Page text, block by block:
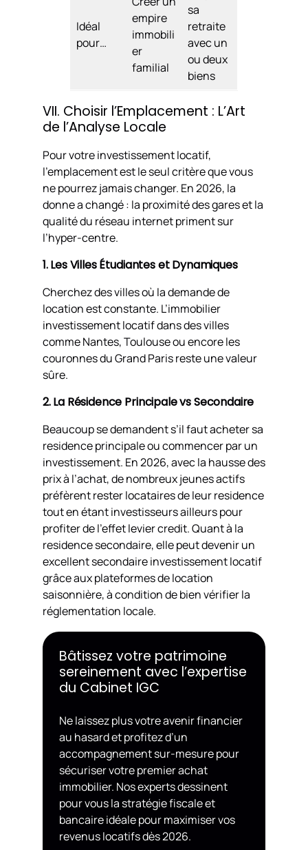
Idéal
pour…
empire
immobili
er
familial
sa
retraite
avec un
ou deux
biens
VII. Choisir l’Emplacement : L’Art
de l’Analyse Locale
Pour votre investissement locatif,
l’emplacement est le seul critère que vous
ne pourrez jamais changer. En 2026, la
donne a changé : la proximité des gares et la
qualité du réseau internet priment sur
l’hyper-centre.
1. Les Villes Étudiantes et Dynamiques
Cherchez des villes où la demande de
location est constante. L’immobilier
investissement locatif dans des villes
comme Nantes, Toulouse ou encore les
couronnes du Grand Paris reste une valeur
sûre.
2. La Résidence Principale vs Secondaire
Beaucoup se demandent s’il faut acheter sa
residence principale ou commencer par un
investissement. En 2026, avec la hausse des
prix à l’achat, de nombreux jeunes actifs
préfèrent rester locataires de leur residence
tout en étant investisseurs ailleurs pour
profiter de l’effet levier credit. Quant à la
residence secondaire, elle peut devenir un
excellent secondaire investissement locatif
grâce aux plateformes de location
saisonnière, à condition de bien vérifier la
réglementation locale.
Bâtissez votre patrimoine
sereinement avec l’expertise
du Cabinet IGC
Ne laissez plus votre avenir financier
au hasard et profitez d’un
accompagnement sur-mesure pour
sécuriser votre premier achat
immobilier. Nos experts dessinent
pour vous la stratégie fiscale et
bancaire idéale pour maximiser vos
revenus locatifs dès 2026.